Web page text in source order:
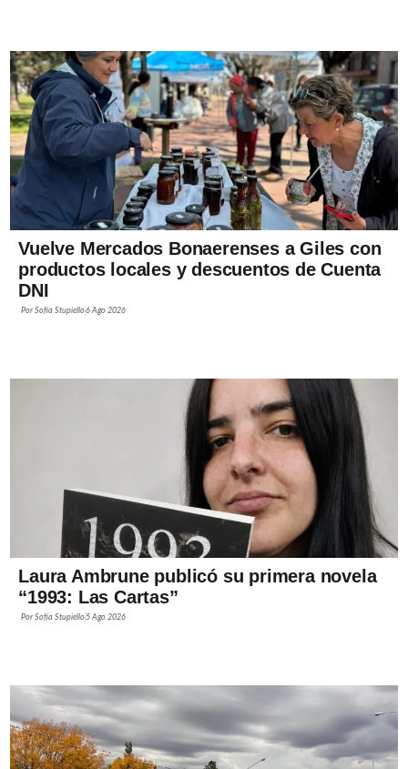
Vuelve Mercados Bonaerenses a Giles con
productos locales y descuentos de Cuenta
DNI
PorSofía Stupiello6 Ago 2026
Laura Ambrune publicó su primera novela
“1993: Las Cartas”
PorSofía Stupiello5 Ago 2026